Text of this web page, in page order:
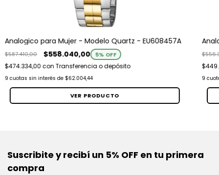
Analogico para Mujer - Modelo Quartz - EU608457A
$587.410,00 $558.040,00 5% OFF
$474.334,00 con Transferencia o depósito
9 cuotas sin interés de $62.004,44
VER PRODUCTO
9
Suscribite y recibí un 5% OFF en tu primera
compra